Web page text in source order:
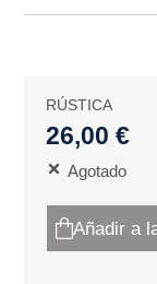
RÚSTICA
26,00 €
Agotado
Añadir a